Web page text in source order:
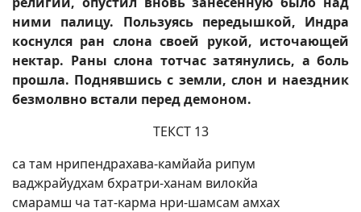
ними палицу. Пользуясь передышкой, Индра
коснулся ран слона своей рукой, источающей
нектар. Раны слона тотчас затянулись, а боль
прошла. Поднявшись с земли, слон и наездник
безмолвно встали перед демоном.
ТЕКСТ 13
са там нрипендрахава-камйайа рипум
ваджрайудхам бхратри-ханам вилокйа
смарамш ча тат-карма нри-шамсам амхах